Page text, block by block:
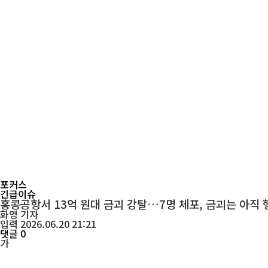
포커스
긴급이슈
홍콩공항서 13억 원대 금괴 강탈…7명 체포, 금괴는 아직
화영기자
입력 2026.06.20 21:21
댓글 0
가